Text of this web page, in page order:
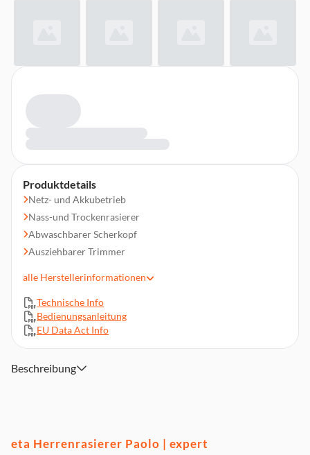
Produktdetails
Netz- und Akkubetrieb
Nass-und Trockenrasierer
Abwaschbarer Scherkopf
Ausziehbarer Trimmer
Zubehör: Reiseetui, Reinigungsbürste und Öl (zur Pflege der
Klingen)
3,7 V Li-Ion-Akku
alle Herstellerinformationen
Technische Info
Bedienungsanleitung
EU Data Act Info
Beschreibung
eta Herrenrasierer Paolo | expert